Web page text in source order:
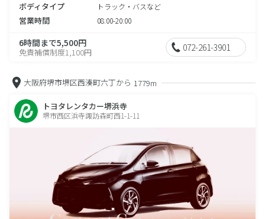
ボディタイプ トラック・バスなど
営業時間 08:00-20:00
6時間まで5,500円
免責補償制度1,100円 072-261-3901
大阪府堺市堺区西湊町六丁から 1779m
トヨタレンタカー堺浜寺
堺市西区浜寺諏訪森町西1-1-11